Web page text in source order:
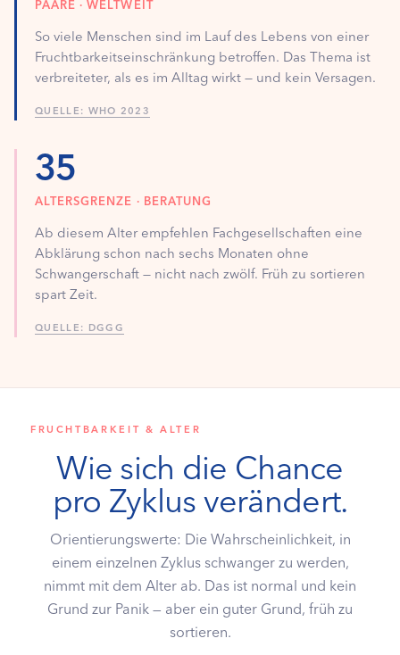
PAARE · WELTWEIT
So viele Menschen sind im Lauf des Lebens von einer
Fruchtbarkeitseinschränkung betroffen. Das Thema ist
verbreiteter, als es im Alltag wirkt — und kein Versagen.
QUELLE: WHO 2023
35
ALTERSGRENZE · BERATUNG
Ab diesem Alter empfehlen Fachgesellschaften eine
Abklärung schon nach sechs Monaten ohne
Schwangerschaft — nicht nach zwölf. Früh zu sortieren
spart Zeit.
QUELLE: DGGG
FRUCHTBARKEIT & ALTER
Wie sich die Chance
pro Zyklus verändert.
Orientierungswerte: Die Wahrscheinlichkeit, in
einem einzelnen Zyklus schwanger zu werden,
nimmt mit dem Alter ab. Das ist normal und kein
Grund zur Panik — aber ein guter Grund, früh zu
sortieren.